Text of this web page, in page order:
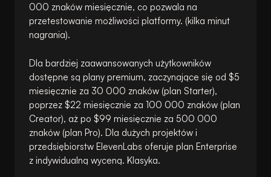
000 znaków miesięcznie, co pozwala na
przetestowanie możliwości platformy. (kilka minut
nagrania).
Dla bardziej zaawansowanych użytkowników
dostępne są plany premium, zaczynające się od $5
miesięcznie za 30 000 znaków (plan Starter),
poprzez $22 miesięcznie za 100 000 znaków (plan
Creator), aż po $99 miesięcznie za 500 000
znaków (plan Pro). Dla dużych projektów i
przedsiębiorstw ElevenLabs oferuje plan Enterprise
z indywidualną wyceną. Klasyka.